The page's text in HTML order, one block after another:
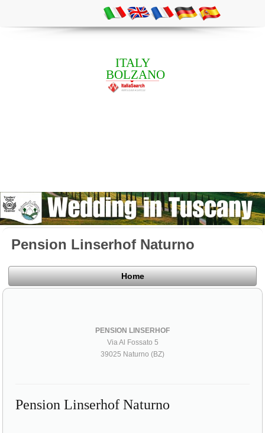
ITALY
BOLZANO
Pension Linserhof Naturno
Home
PENSION LINSERHOF
Via Al Fossato 5
39025 Naturno (BZ)
Pension Linserhof Naturno